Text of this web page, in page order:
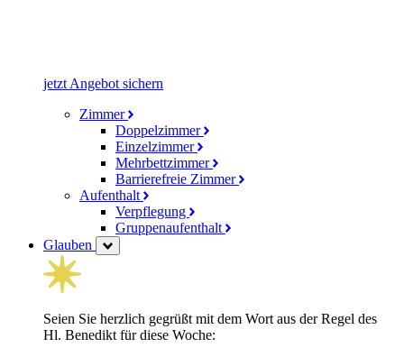
jetzt Angebot sichern
Zimmer
Doppelzimmer
Einzelzimmer
Mehrbettzimmer
Barrierefreie Zimmer
Aufenthalt
Verpflegung
Gruppenaufenthalt
Glauben
Seien Sie herzlich gegrüßt mit dem Wort aus der Regel des
Hl. Benedikt für diese Woche: